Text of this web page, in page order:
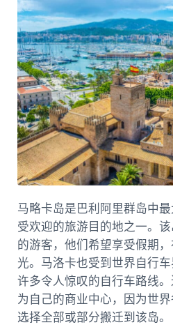
马略卡岛是巴利阿里群岛中
受欢迎的旅游目的地之一。
的游客，他们希望享受假期
光。马洛卡也受到世界自行
许多令人惊叹的自行车路线
为自己的商业中心，因为世
选择全部或部分搬迁到该岛。